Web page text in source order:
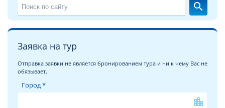
search
Заявка на тур
Отправка заявки не является бронированием тура и ни к чему Вас не
обязывает.
Город *
location_city